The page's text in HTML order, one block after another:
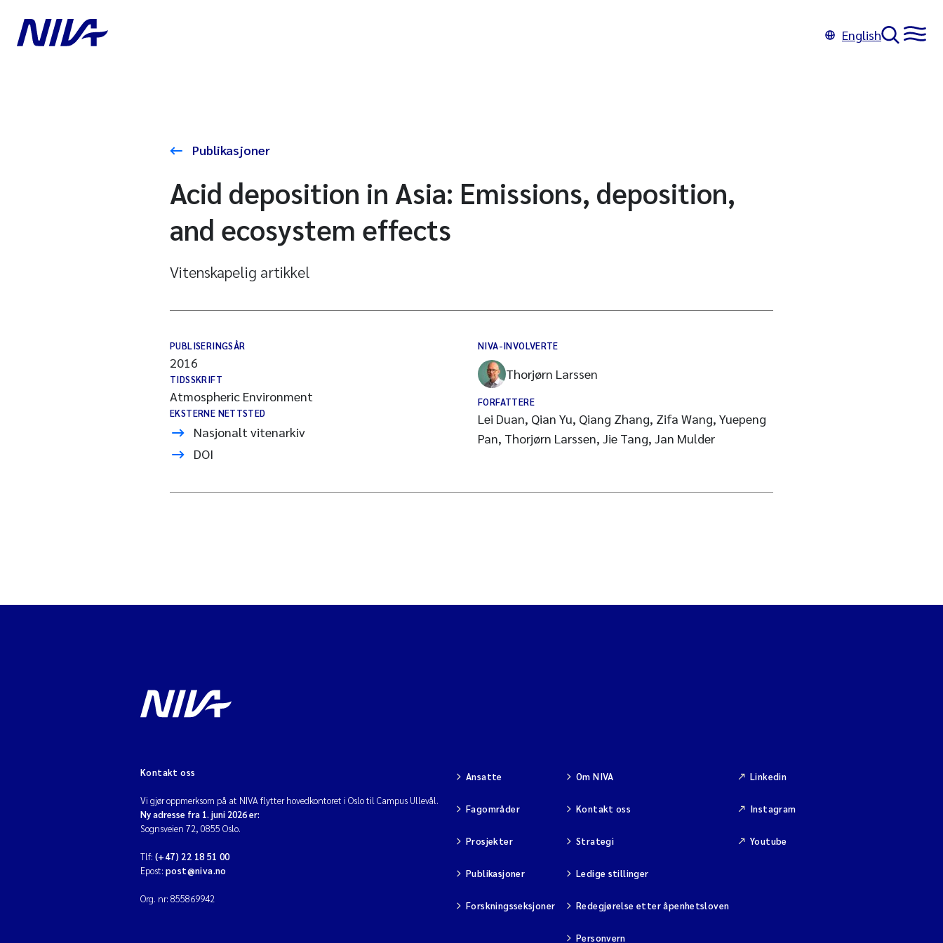
English
Publikasjoner
Acid deposition in Asia: Emissions, deposition,
and ecosystem effects
Vitenskapelig artikkel
PUBLISERINGSÅR
2016
TIDSSKRIFT
Atmospheric Environment
EKSTERNE NETTSTED
Nasjonalt vitenarkiv
DOI
NIVA-INVOLVERTE
Thorjørn Larssen
FORFATTERE
Lei Duan, Qian Yu, Qiang Zhang, Zifa Wang, Yuepeng
Pan, Thorjørn Larssen, Jie Tang, Jan Mulder
Kontakt oss
Vi gjør oppmerksom på at NIVA flytter hovedkontoret i Oslo til Campus Ullevål.
Ny adresse fra 1. juni 2026 er:
Sognsveien 72, 0855 Oslo.
Tlf: (+47) 22 18 51 00
Epost: post@niva.no
Org. nr: 855869942
Ansatte
Fagområder
Prosjekter
Publikasjoner
Forskningsseksjoner
Om NIVA
Kontakt oss
Strategi
Ledige stillinger
Redegjørelse etter åpenhetsloven
Personvern
Linkedin
Instagram
Youtube